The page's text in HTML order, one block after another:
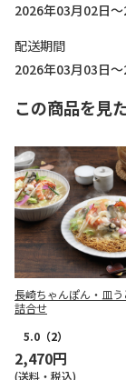
2026年03月02日
配送期間
2026年03月03日
この商品を見
長崎ちゃんぽん・皿う
詰合せ
5.0 （2）
2,470円
(送料・税込)